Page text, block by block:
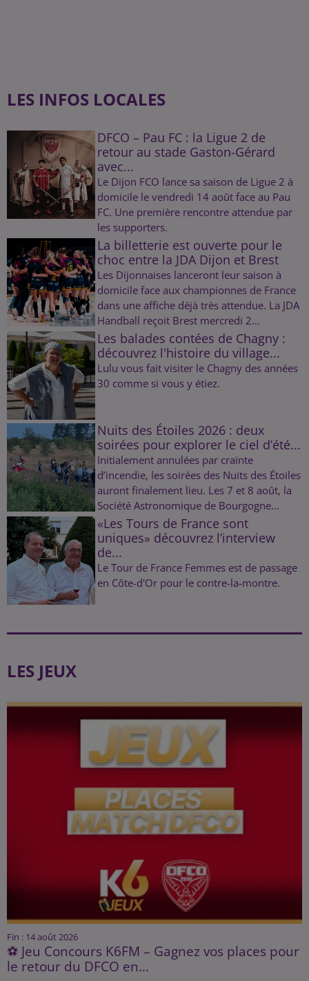
LES INFOS LOCALES
DFCO – Pau FC : la Ligue 2 de
retour au stade Gaston-Gérard
avec...
Le Dijon FCO lance sa saison de Ligue 2 à
domicile le vendredi 14 août face au Pau
FC. Une première rencontre attendue par
les supporters.
La billetterie est ouverte pour le
choc entre la JDA Dijon et Brest
Les Dijonnaises lanceront leur saison à
domicile face aux championnes de France
dans une affiche déjà très attendue. La JDA
Handball reçoit Brest mercredi 2...
Les balades contées de Chagny :
découvrez l'histoire du village...
Lulu vous fait visiter le Chagny des années
30 comme si vous y étiez.
Nuits des Étoiles 2026 : deux
soirées pour explorer le ciel d’été...
Initialement annulées par crainte
d’incendie, les soirées des Nuits des Étoiles
auront finalement lieu. Les 7 et 8 août, la
Société Astronomique de Bourgogne...
«Les Tours de France sont
uniques» découvrez l’interview
de...
Le Tour de France Femmes est de passage
en Côte-d'Or pour le contre-la-montre.
LES JEUX
Fin : 14 août 2026
⚽ Jeu Concours K6FM – Gagnez vos places pour
le retour du DFCO en...